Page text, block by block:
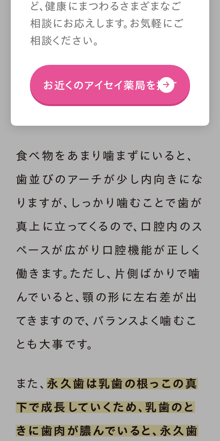
長は筋肉の伸縮の刺激が骨に伝
わることで促されるので、
ことで、子どもが本来持っている
骨の成長力を十分に発揮できるよ
食べ物をあまり噛まずにいると、
歯並びのアーチが少し内向きにな
りますが、しっかり噛むことで歯が
真上に立ってくるので、口腔内のス
ペースが広がり口腔機能が正しく
働きます。ただし、片側ばかりで噛
んでいると、顎の形に左右差が出
てきますので、バランスよく噛むこ
とも大事です。
また、 永久歯は乳歯の根っこの真
下で成長していくため、乳歯のと
きに歯肉が膿んでいると、永久歯
ど、健康にまつわるさまざまなご
相談にお応えします。お気軽にご
相談ください。
お近くのアイセイ薬局を探す